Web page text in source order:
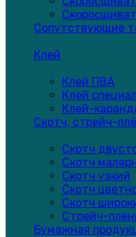
Сопутствующие
Клей
Клей ПВА
Клей
Клей-
Скотч, стрейч-
Скотч
Скотч
Скотч узкий
Скотч
Скотч
Стрейч-
Бумажная